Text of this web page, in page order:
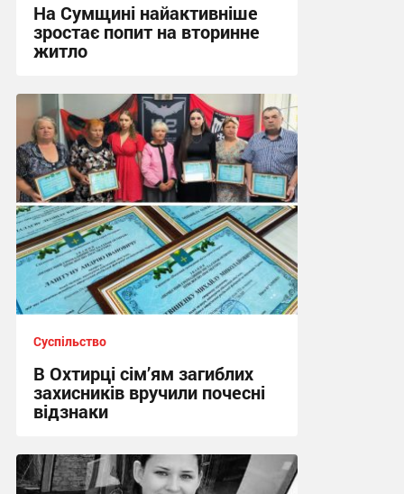
На Сумщині найактивніше
зростає попит на вторинне
житло
11:10 сьогодні
Суспільство
В Охтирці сім’ям загиблих
захисників вручили почесні
відзнаки
17:09 вчора